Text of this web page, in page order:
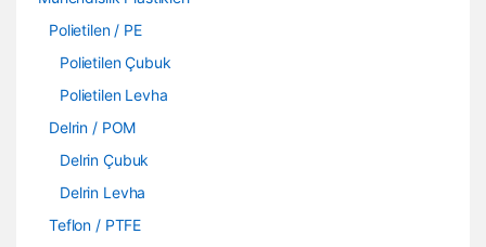
Polietilen / PE
Polietilen Çubuk
Polietilen Levha
Delrin / POM
Delrin Çubuk
Delrin Levha
Teflon / PTFE